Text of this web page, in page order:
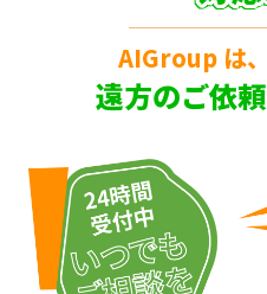
AIGroup は
遠方のご依頼